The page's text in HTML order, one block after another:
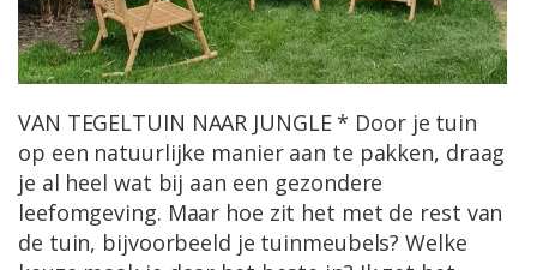
VAN TEGELTUIN NAAR JUNGLE * Door je tuin
op een natuurlijke manier aan te pakken, draag
je al heel wat bij aan een gezondere
leefomgeving. Maar hoe zit het met de rest van
de tuin, bijvoorbeeld je tuinmeubels? Welke